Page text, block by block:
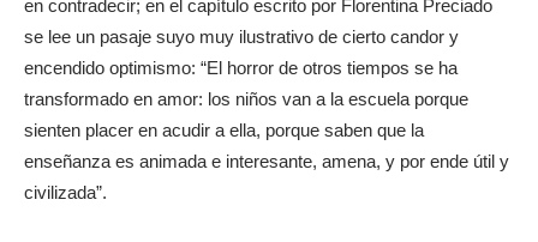
en contradecir; en el capítulo escrito por Florentina Preciado
se lee un pasaje suyo muy ilustrativo de cierto candor y
encendido optimismo: “El horror de otros tiempos se ha
transformado en amor: los niños van a la escuela porque
sienten placer en acudir a ella, porque saben que la
enseñanza es animada e interesante, amena, y por ende útil y
civilizada”.